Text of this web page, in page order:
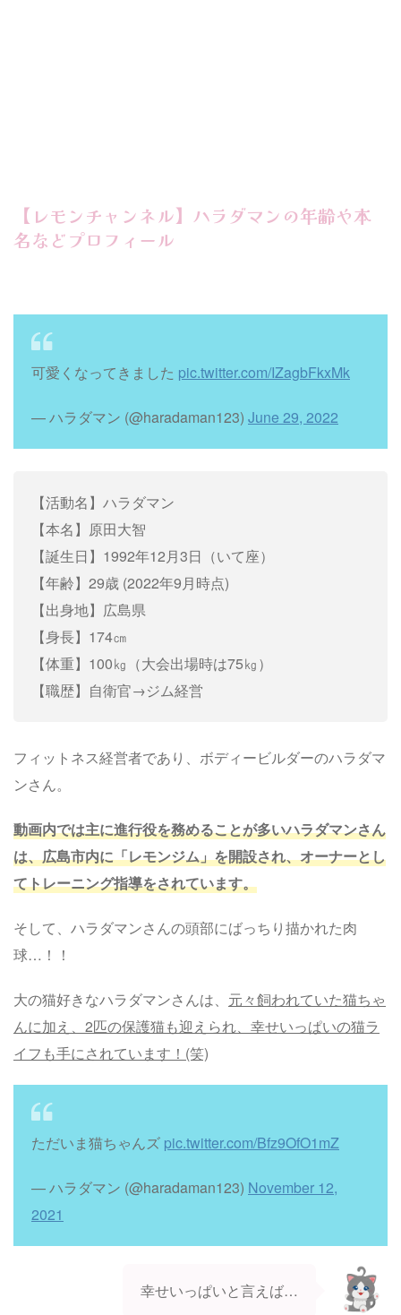
【レモンチャンネル】ハラダマンの年齢や本
名などプロフィール
可愛くなってきました pic.twitter.com/IZagbFkxMk
— ハラダマン (@haradaman123) June 29, 2022
【活動名】ハラダマン
【本名】原田大智
【誕生日】1992年12月3日（いて座）
【年齢】29歳 (2022年9月時点)
【出身地】広島県
【身長】174㎝
【体重】100㎏（大会出場時は75㎏）
【職歴】自衛官→ジム経営
フィットネス経営者であり、ボディービルダーのハラダマ
ンさん。
動画内では主に進行役を務めることが多いハラダマンさん
は、広島市内に「レモンジム」を開設され、オーナーとし
てトレーニング指導をされています。
そして、ハラダマンさんの頭部にばっちり描かれた肉
球…！！
大の猫好きなハラダマンさんは、 元々飼われていた猫ちゃ
んに加え、2匹の保護猫も迎えられ、幸せいっぱいの猫ラ
イフも手にされています！(笑)
ただいま猫ちゃんズ pic.twitter.com/Bfz9OfO1mZ
— ハラダマン (@haradaman123) November 12,
2021
幸せいっぱいと言えば…